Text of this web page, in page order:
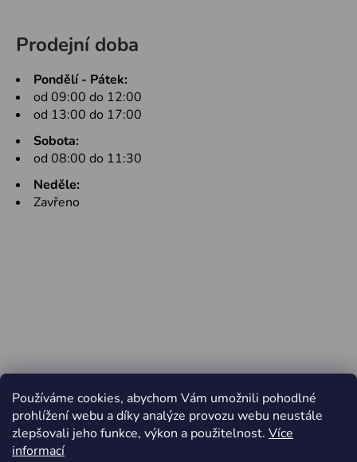
Používáme cookies, abychom Vám umožnili pohodlné
prohlížení webu a díky analýze provozu webu neustále
zlepšovali jeho funkce, výkon a použitelnost. Více
informací
Prodejní doba
Pondělí - Pátek:
od 09:00 do 12:00
od 13:00 do 17:00
Sobota:
od 08:00 do 11:30
Neděle:
Zavřeno